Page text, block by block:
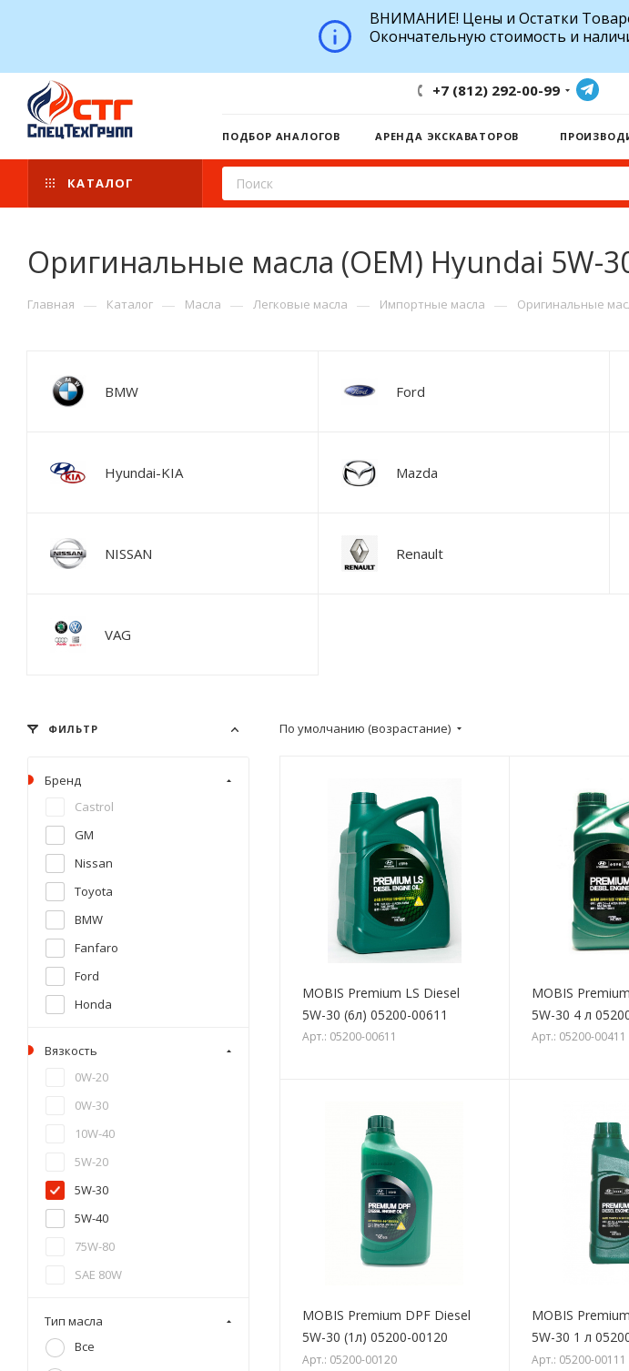
ВНИМАНИЕ! Цены и Остатки
Окончательную стоимость и
+7 (812) 292-00-99
ПОДБОР АНАЛОГОВ АРЕНДА ЭКСКАВАТОРОВ
КАТАЛОГ
Оригинальные масла (OEM) Hyundai 5W-
Главная — Каталог — Масла — Легковые масла — Импортные масла — Оригинальные
BMW Ford
Hyundai-KIA Mazda
NISSAN Renault
VAG
По умолчанию (возрастание)
MOBIS Premium LS Diesel
5W-30 (6л) 05200-00611
Арт.: 05200-00611
MOBIS
5W-30 4 л
Арт.: 05200-00411
MOBIS Premium DPF Diesel
5W-30 (1л) 05200-00120
Арт.: 05200-00120
MOBIS
5W-30 1 л
Арт.: 05200-00111
ФИЛЬТР
Бренд
Castrol
GM
Nissan
Toyota
BMW
Fanfaro
Ford
Honda
Mazda
Вязкость
0W-20
0W-30
10W-40
5W-20
5W-30
5W-40
75W-80
SAE 80W
Тип масла
Все